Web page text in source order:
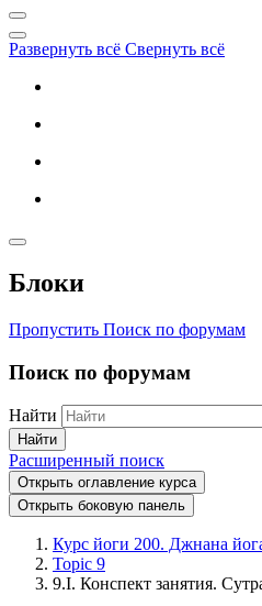
Развернуть всё Свернуть всё
Блоки
Пропустить Поиск по форумам
Поиск по форумам
Найти
Найти
Расширенный поиск
Открыть оглавление курса
Открыть боковую панель
Курс йоги 200. Джнана
Topic 9
9.I. Конспект занятия.